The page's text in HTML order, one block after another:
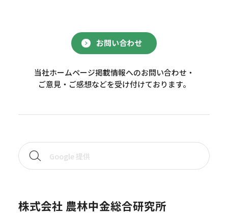
お問い合わせ
当社ホームページ掲載情報へのお問い合わせ・
ご意見・ご感想などを受け付けております。
株式会社 農林中金総合研究所